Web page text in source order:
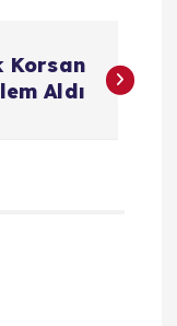
Korsan
Aldı